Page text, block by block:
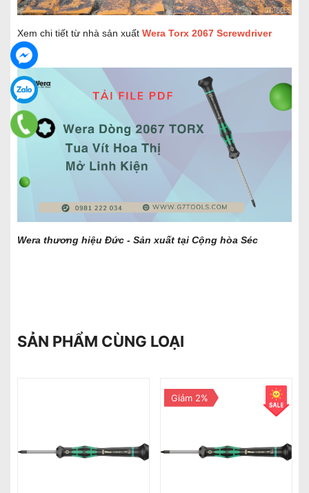
Xem chi tiết từ nhà sản xuất Wera Torx 2067 Screwdriver
Wera thương hiệu Đức - Sản xuất tại Cộng hòa Séc
SẢN PHẨM CÙNG LOẠI
Giảm 2%